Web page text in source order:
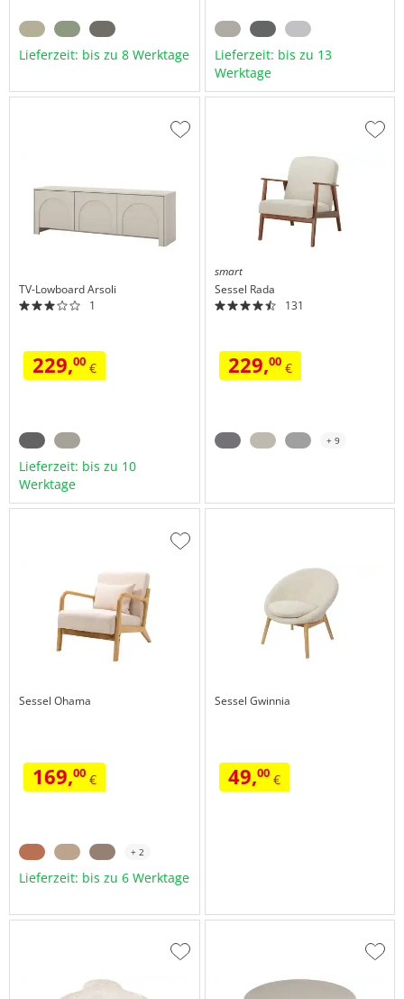
Lieferzeit: bis zu 8 Werktage
Lieferzeit: bis zu 13
Werktage
TV-LowboardArsoli
1
229,00 €
Zur
Lieferzeit: bis zu 10
Werktage
smart
Sessel Rada
131
229,00€
+ 9
Zur
Sessel Ohama
169,00 €
+ 2
Zur
Lieferzeit: bis zu 6 Werktage
Sessel Gwinnia
49,00€
Zur
Zur